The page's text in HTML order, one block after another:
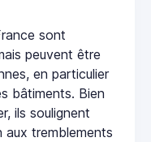
sont
peuvent être
en particulier
bâtiments. Bien
ils soulignent
aux tremblements